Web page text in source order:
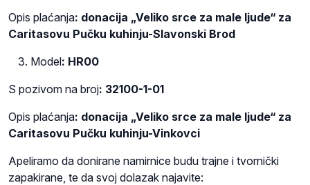
Opis plaćanja: donacija „Veliko srce za male ljude“ za
Caritasovu Pučku kuhinju-Slavonski Brod
Model: HR00
S pozivom na broj: 32100-1-01
Opis plaćanja: donacija „Veliko srce za male ljude“ za
Caritasovu Pučku kuhinju-Vinkovci
Apeliramo da donirane namirnice budu trajne i tvornički
zapakirane, te da svoj dolazak najavite: